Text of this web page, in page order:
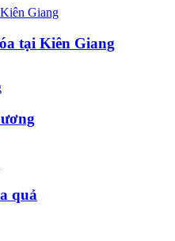
tại Kiên Giang
quả